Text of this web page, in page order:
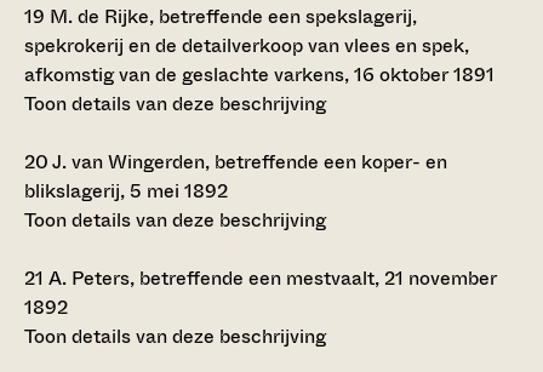
19 M. de Rijke, betreffende een spekslagerij,
spekrokerij en de detailverkoop van vlees en spek,
afkomstig van de geslachte varkens, 16 oktober 1891
Toon details van deze beschrijving
20J. van Wingerden, betreffende een koper- en
blikslagerij, 5 mei 1892
Toon details van deze beschrijving
21 A. Peters, betreffende een mestvaalt, 21 november
1892
Toon details van deze beschrijving